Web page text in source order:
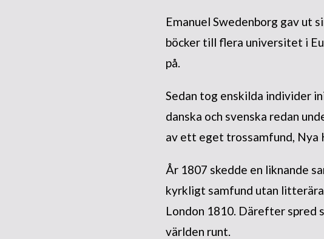
Emanuel Swedenborg gav ut
böcker till flera universitet i
på.
Sedan tog enskilda individer
danska och svenska redan
av ett eget trossamfund, Nya
År 1807 skedde en liknande
kyrkligt samfund utan
London 1810. Därefter spred
världen runt.